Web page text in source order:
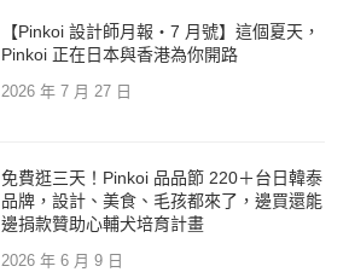
【Pinkoi 設計師月報・7 月號】這個夏天，
Pinkoi 正在日本與香港為你開路
2026 年 7 月 27 日
免費逛三天！Pinkoi 品品節 220＋台日韓泰
品牌，設計、美食、毛孩都來了，邊買還能
邊捐款贊助心輔犬培育計畫
2026 年 6 月 9 日